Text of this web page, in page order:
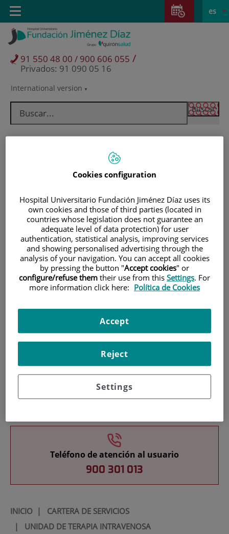
Saltar al contenido
Saltar
contenido
Selector
idioma
activo
es
International version
91 550 48 00 / 900 606 055 /
Privados: 91 090 05 16
Toggle
navigation
Pacientes y visitantes
Investigación
Docencia
Teléfono de atención al usuario
900 301 013
INICIO| CARTERA DE SERVICIOS
| UNIDAD DE TERAPIA INTRAVENOSA
Cookies configuration
Hospital Universitario Fundación Jiménez Díaz uses its
own cookies and those of third parties (located in
countries whose legislation does not guarantee an
adequate level of data protection) for user
authentication, statistical analysis, improving services
and showing personalised advertising through the
analysis of your navigation. You can accept all cookies
by pressing the button "Accept cookies" or
configure/refuse them their use from this Settings. For
more information click here: Política de Cookies
Settings
Reject
Accept